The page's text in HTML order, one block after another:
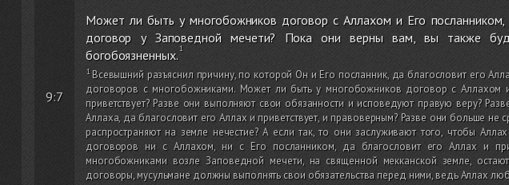
9:7
Может ли быть у многобожников договор с Аллахом и Его
договор у Заповедной мечети? Пока они верны вам, вы также
богобоязненных.
Всевышний разъяснил причину, по которой Он и Его посланник, да благословит его
договоров с многобожниками. Может ли быть у многобожников договор с Аллахом
приветствует? Разве они выполняют свои обязанности и исповедуют правую веру?
Аллаха, да благословит его Аллах и приветствует, и правоверным? Разве они больше не
распространяют на земле нечестие? А если так, то они заслуживают того, чтобы
договоров ни с Аллахом, ни с Его посланником, да благословит его Аллах и
многобожниками возле Заповедной мечети, на священной мекканской земле,
договоры, мусульмане должны выполнять свои обязательства перед ними, ведь Аллах